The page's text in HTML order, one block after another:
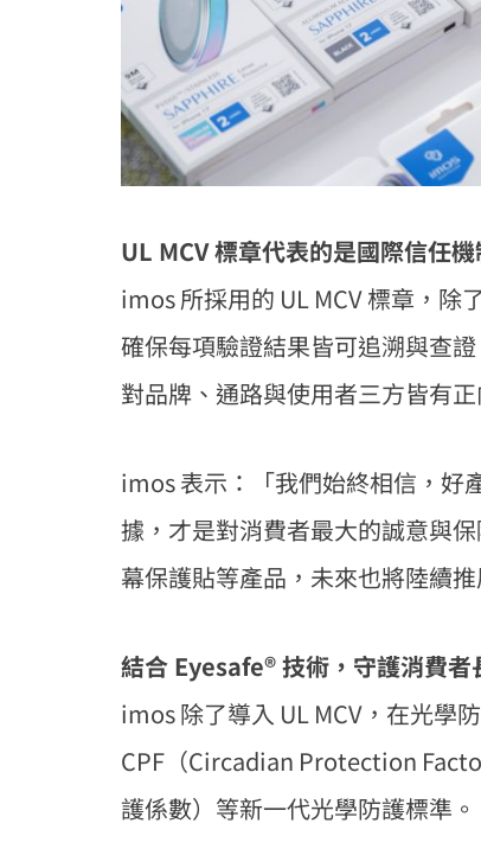
UL MCV 標章代表的是國際信任機
imos 所採用的 UL MCV 標章，除
確保每項驗證結果皆可追溯與查
對品牌、通路與使用者三方皆有正
imos 表示：「我們始終相信，好
據，才是對消費者最大的誠意與
幕保護貼等產品，未來也將陸續
結合 Eyesafe® 技術，守護消費者
imos 除了導入 UL MCV，在光學
CPF（Circadian Protection
護係數）等新一代光學防護標準。